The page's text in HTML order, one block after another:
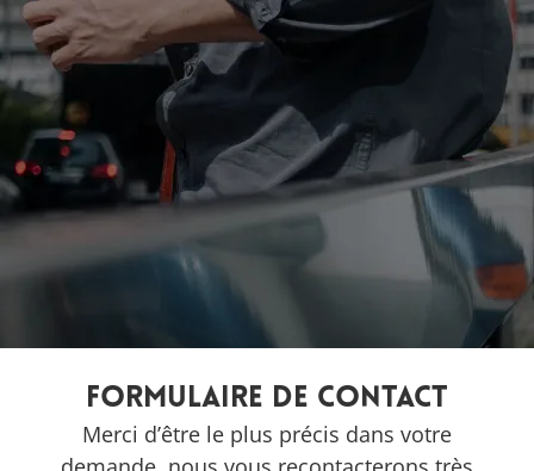
Formulaire de contact
Merci d’être le plus précis dans votre